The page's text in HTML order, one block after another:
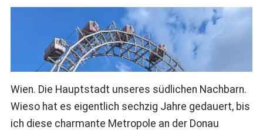
Wien. Die Hauptstadt unseres südlichen Nachbarn.
Wieso hat es eigentlich sechzig Jahre gedauert, bis
ich diese charmante Metropole an der Donau